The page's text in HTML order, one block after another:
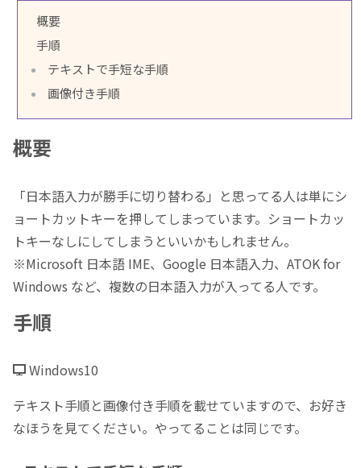
概要
手順
テキストで手短な手順
画像付き手順
概要
「日本語入力が勝手に切り替わる」と思ってる人は単にシ
ョートカットキーを押してしまっています。ショートカッ
トキーなしにしてしまうといいかもしれません。
※Microsoft 日本語 IME、Google 日本語入力、ATOK for
Windows など、複数の日本語入力が入ってる人です。
手順
Windows10
テキスト手順と画像付き手順を載せていますので、お好き
なほうを見てください。やってることは同じです。